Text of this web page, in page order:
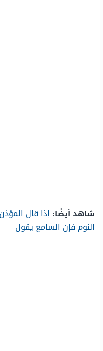
شاهد أيضًا: إذا قال
النوم فإن السامع يقول